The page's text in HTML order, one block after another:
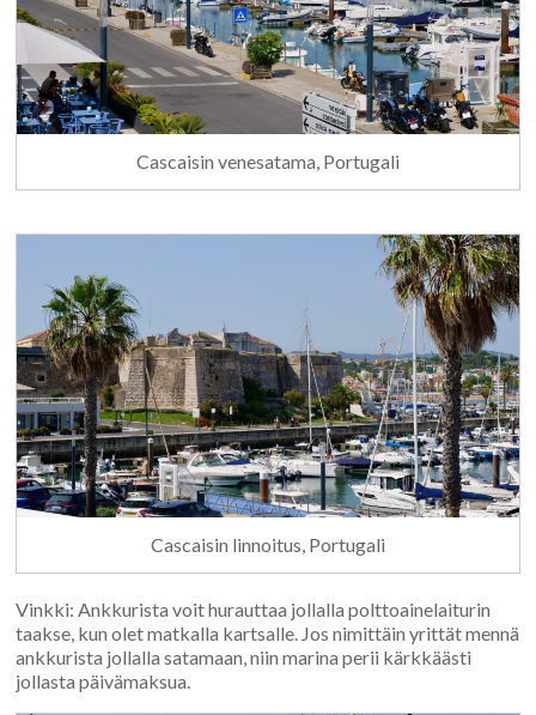
Cascaisin venesatama, Portugali
Cascaisin linnoitus, Portugali
Vinkki: Ankkurista voit hurauttaa jollalla polttoainelaiturin
taakse, kun olet matkalla kartsalle. Jos nimittäin yrittät mennä
ankkurista jollalla satamaan, niin marina perii kärkkäästi
jollasta päivämaksua.